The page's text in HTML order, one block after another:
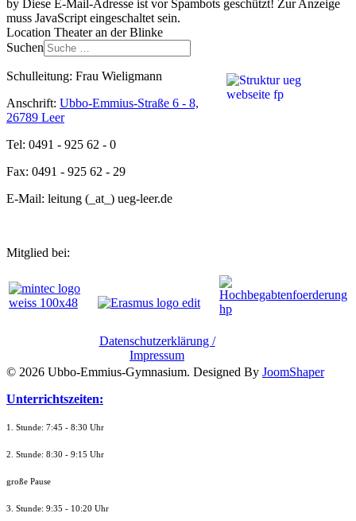
by
Diese E-Mail-Adresse ist vor Spambots geschützt! Zur Anzeige
muss JavaScript eingeschaltet sein.
Location Theater an der Blinke
Suchen
Schulleitung: Frau Wieligmann
Anschrift: Ubbo-Emmius-Straße 6 - 8,
26789 Leer
Tel: 0491 - 925 62 - 0
Fax: 0491 - 925 62 - 29
E-Mail: leitung (_at_) ueg-leer.de
Mitglied bei:
Datenschutzerklärung /
Impressum
© 2026 Ubbo-Emmius-Gymnasium. Designed By JoomShaper
Unterrichtszeiten:
1. Stunde: 7:45 - 8:30 Uhr
2. Stunde: 8:30 - 9:15 Uhr
große Pause
3. Stunde: 9:35 - 10:20 Uhr